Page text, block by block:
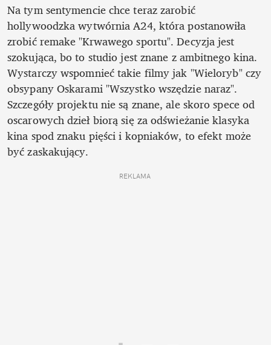
Na tym sentymencie chce teraz zarobić
hollywoodzka wytwórnia A24, która postanowiła
zrobić remake "Krwawego sportu". Decyzja jest
szokująca, bo to studio jest znane z ambitnego kina.
Wystarczy wspomnieć takie filmy jak "Wieloryb" czy
obsypany Oskarami "Wszystko wszędzie naraz".
Szczegóły projektu nie są znane, ale skoro spece od
oscarowych dzieł biorą się za odświeżanie klasyka
kina spod znaku pięści i kopniaków, to efekt może
być zaskakujący.
REKLAMA